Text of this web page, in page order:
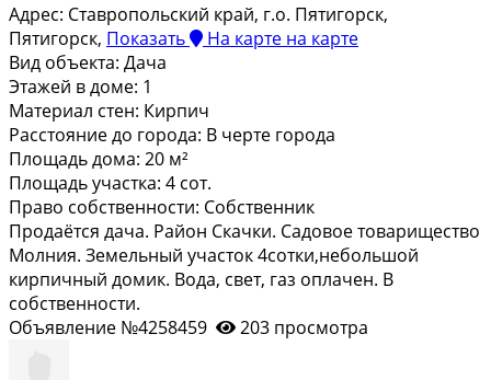
Адрес: Ставропольский край, г.о. Пятигорск,
Пятигорск, Показать На карте на карте
Вид объекта: Дача
Этажей в доме: 1
Материал стен: Кирпич
Расстояние до города: В черте города
Площадь дома: 20 м²
Площадь участка: 4 сот.
Право собственности: Собственник
Продаётся дача. Район Скачки. Садовое товарищество
Молния. Земельный участок 4сотки,небольшой
кирпичный домик. Вода, свет, газ оплачен. В
собственности.
Объявление №4258459
203 просмотра